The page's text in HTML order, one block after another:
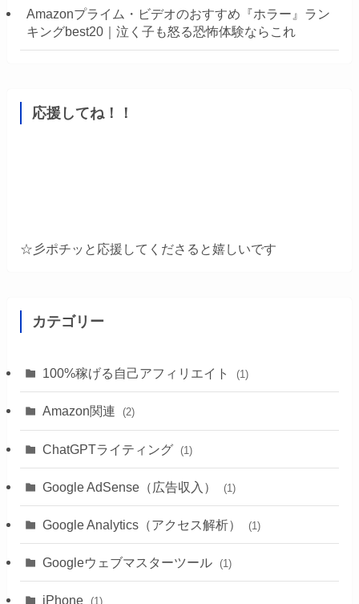
Amazonプライム・ビデオのおすすめ『ホラー』ラン
キングbest20｜泣く子も怒る恐怖体験ならこれ
応援してね！！
☆彡ポチッと応援してくださると嬉しいです
カテゴリー
100%稼げる自己アフィリエイト (1)
Amazon関連 (2)
ChatGPTライティング (1)
Google AdSense（広告収入） (1)
Google Analytics（アクセス解析） (1)
Googleウェブマスターツール (1)
iPhone (1)